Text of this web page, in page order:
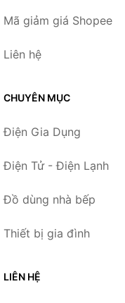
Mã giảm giá Shopee
Liên hệ
CHUYÊN MỤC
Điện Gia Dụng
Điện Tử - Điện Lạnh
Đồ dùng nhà bếp
Thiết bị gia đình
LIÊN HỆ